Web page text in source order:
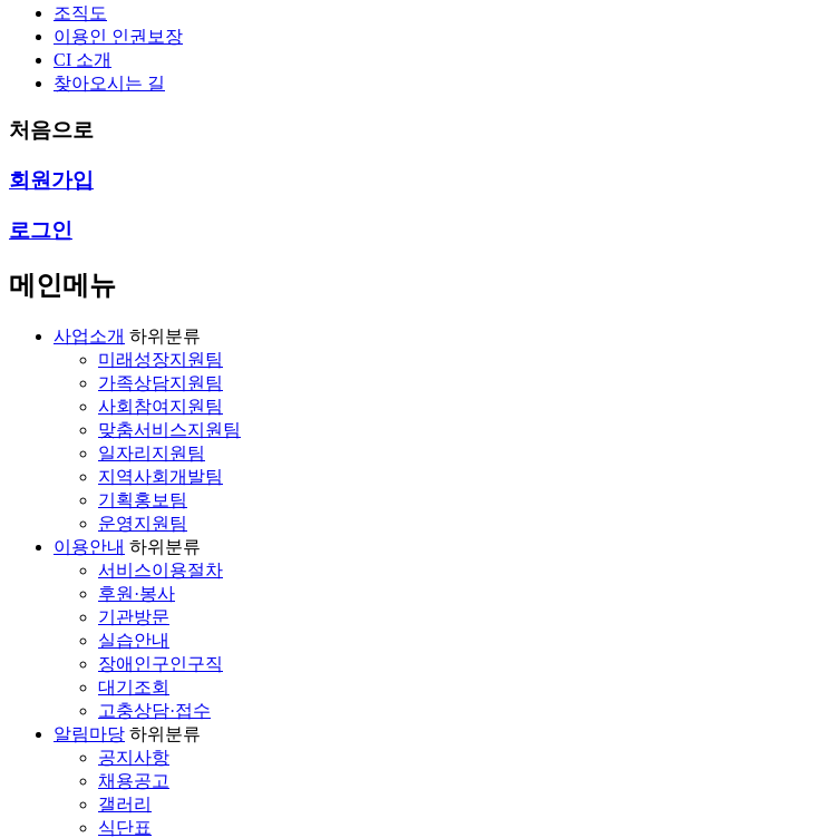
조직도
이용인 인권보장
CI 소개
찾아오시는 길
처음으로
회원가입
로그인
메인메뉴
사업소개 하위분류
미래성장지원팀
가족상담지원팀
사회참여지원팀
맞춤서비스지원팀
일자리지원팀
지역사회개발팀
기획홍보팀
운영지원팀
이용안내 하위분류
서비스이용절차
후원·봉사
기관방문
실습안내
장애인구인구직
대기조회
고충상담·접수
알림마당 하위분류
공지사항
채용공고
갤러리
식단표